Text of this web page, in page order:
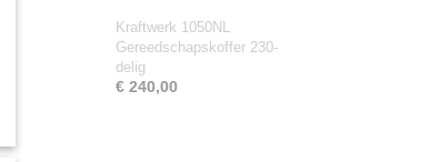
Kraftwerk 1050NL
Gereedschapskoffer 230-
delig
€ 240,00